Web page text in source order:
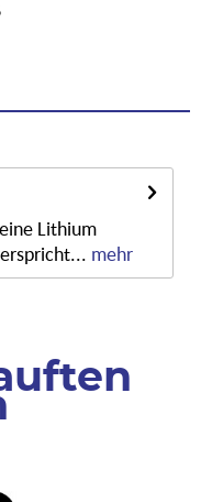
Lithium
mehr